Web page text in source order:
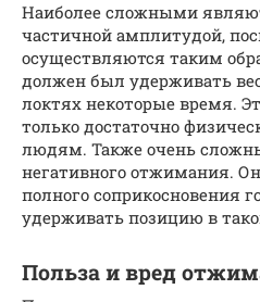
Наиболее сложными
частичной амплитудой,
осуществляются таким
должен был удерживать
локтях некоторые время.
только достаточно
людям. Также очень
негативного отжимания.
полного соприкосновения
удерживать позицию в
Польза и вред